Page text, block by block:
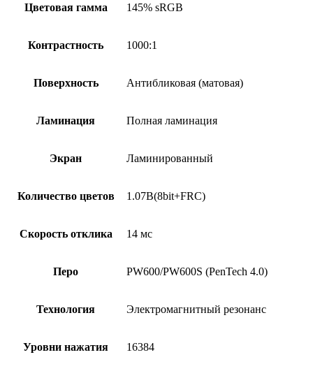
Цветовая гамма 145% sRGB
Контрастность 1000:1
Поверхность Антибликовая (матовая)
Ламинация Полная ламинация
Экран Ламинированный
Количество цветов 1.07B(8bit+FRC)
Скорость отклика 14 мс
Перо PW600/PW600S (PenTech 4.0)
Технология Электромагнитный резонанс
Уровни нажатия 16384